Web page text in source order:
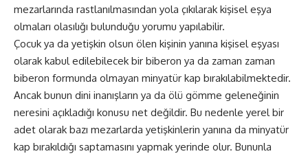
mezarlarında rastlanılmasından yola çıkılarak kişisel eşya
olmaları olasılığı bulunduğu yorumu yapılabilir.
Çocuk ya da yetişkin olsun ölen kişinin yanına kişisel eşyası
olarak kabul edilebilecek bir biberon ya da zaman zaman
biberon formunda olmayan minyatür kap bırakılabilmektedir.
Ancak bunun dini inanışların ya da ölü gömme geleneğinin
neresini açıkladığı konusu net değildir. Bu nedenle yerel bir
adet olarak bazı mezarlarda yetişkinlerin yanına da minyatür
kap bırakıldığı saptamasını yapmak yerinde olur. Bununla